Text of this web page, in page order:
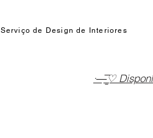
Serviço de Design de Interiores
·—̳͟͞͞♡